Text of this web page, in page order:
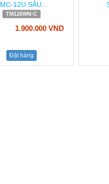
12U SÂU...
TM126WN-C
1.900.000 VND
Đặt hàng